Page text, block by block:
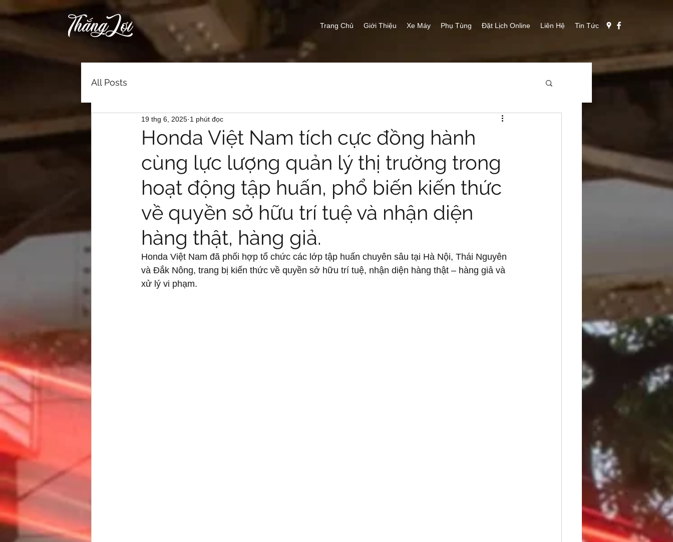
Trang Chủ Giới Thiệu Xe Máy Phụ Tùng Đặt Lịch Online Liên Hệ Tin Tức
All Posts
Honda Việt Nam tích cực đồng hành
cùng lực lượng quản lý thị trường trong
hoạt động tập huấn, phổ biến kiến thức
về quyền sở hữu trí tuệ và nhận diện
hàng thật, hàng giả.
19 thg 6, 2025 1 phút đọc
Honda Việt Nam đã phối hợp tổ chức các lớp tập huấn chuyên sâu tại Hà Nội, Thái Nguyên
và Đắk Nông, trang bị kiến thức về quyền sở hữu trí tuệ, nhận diện hàng thật – hàng giả và
xử lý vi phạm.